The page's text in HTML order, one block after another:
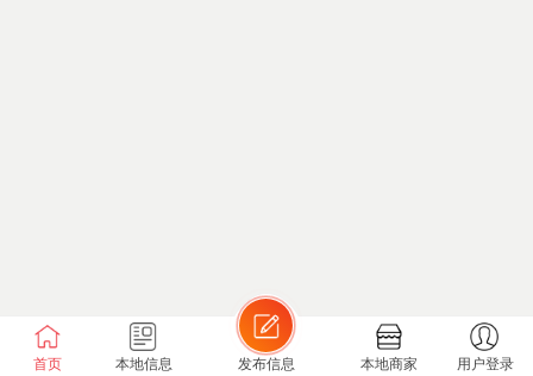
首页 本地信息 发布信息 本地商家 用户登录